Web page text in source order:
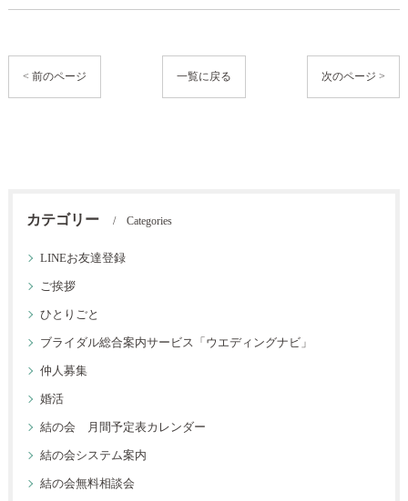
< 前のページ 一覧に戻る 次のページ >
カテゴリー Categories
LINEお友達登録
ご挨拶
ひとりごと
ブライダル総合案内サービス「ウエディングナビ」
仲人募集
婚活
結の会 月間予定表カレンダー
結の会システム案内
結の会無料相談会